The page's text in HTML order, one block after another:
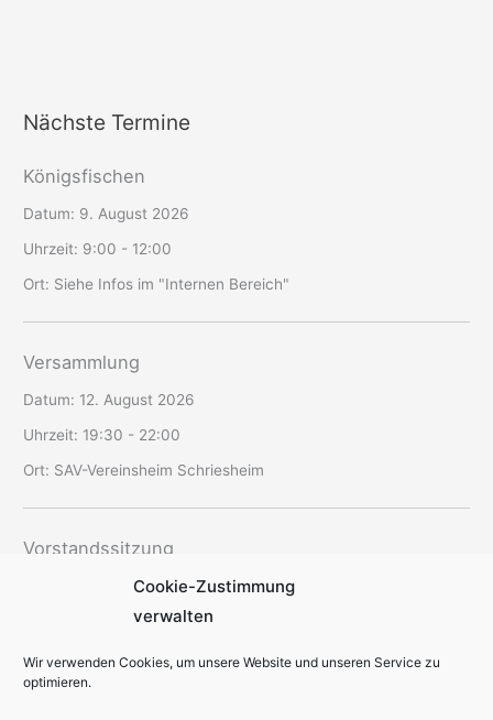
Cookie-Zustimmung
verwalten
Wir verwenden Cookies, um unsere Website und unseren Service zu
optimieren.
Nächste Termine
Königsfischen
Datum: 9. August 2026
Uhrzeit: 9:00 - 12:00
Ort: Siehe Infos im "Internen Bereich"
Versammlung
Datum: 12. August 2026
Uhrzeit: 19:30 - 22:00
Ort: SAV-Vereinsheim Schriesheim
Vorstandssitzung
20. August 2026
19:00 - 22:30
Ort:offen